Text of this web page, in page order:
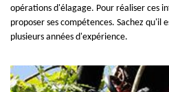
opérations d'élagage. Pour réaliser ces
proposer ses compétences. Sachez qu'il
plusieurs années d'expérience.